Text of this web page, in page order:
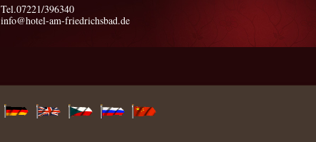
Tel.07221/396340
info@hotel-am-friedrichsbad.de